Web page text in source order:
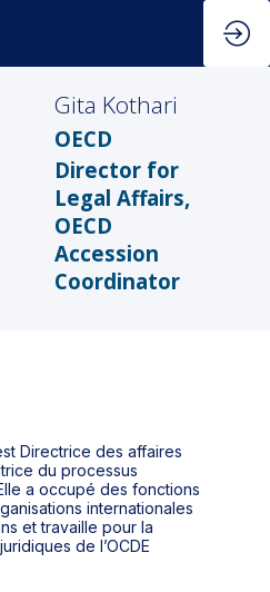
Gita Kothari
OECD
Director for
Legal Affairs,
OECD
Accession
Coordinator
Directrice des affaires
du processus
a occupé des fonctions
internationales
et travaille pour la
de l’OCDE